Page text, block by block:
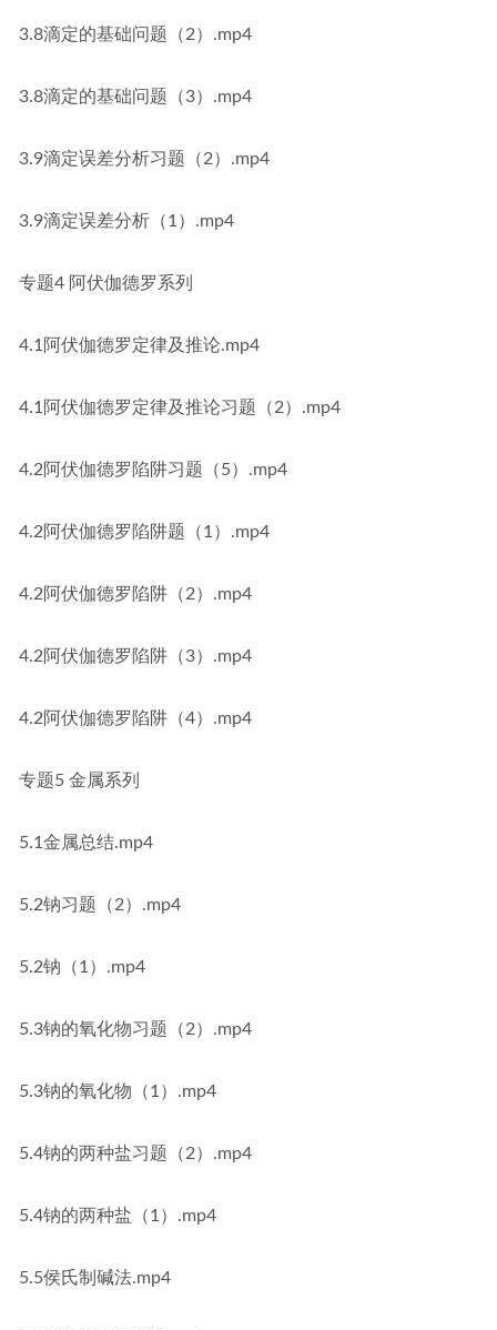
3.8滴定的基础问题（2）.mp4
3.8滴定的基础问题（3）.mp4
3.9滴定误差分析习题（2）.mp4
3.9滴定误差分析（1）.mp4
专题4 阿伏伽德罗系列
4.1阿伏伽德罗定律及推论.mp4
4.1阿伏伽德罗定律及推论习题（2）.mp4
4.2阿伏伽德罗陷阱习题（5）.mp4
4.2阿伏伽德罗陷阱题（1）.mp4
4.2阿伏伽德罗陷阱（2）.mp4
4.2阿伏伽德罗陷阱（3）.mp4
4.2阿伏伽德罗陷阱（4）.mp4
专题5 金属系列
5.1金属总结.mp4
5.2钠习题（2）.mp4
5.2钠（1）.mp4
5.3钠的氧化物习题（2）.mp4
5.3钠的氧化物（1）.mp4
5.4钠的两种盐习题（2）.mp4
5.4钠的两种盐（1）.mp4
5.5侯氏制碱法.mp4